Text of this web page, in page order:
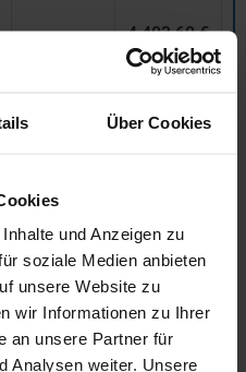
Über Cookies
und Anzeigen zu
soziale Medien anbieten
unsere Website zu
wir Informationen zu Ihrer
an unsere Partner für
Analysen weiter. Unsere
4.403,60 €